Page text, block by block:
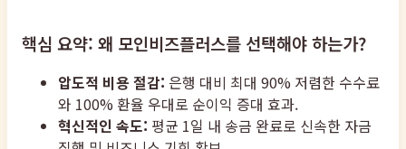
핵심 요약: 왜 모인비즈플러스를 선택해야 하는가?
압도적 비용 절감: 은행 대비 최대 90% 저렴한 수수료
와 100% 환율 우대로 순이익 증대 효과.
혁신적인 속도: 평균 1일 내 송금 완료로 신속한 자금